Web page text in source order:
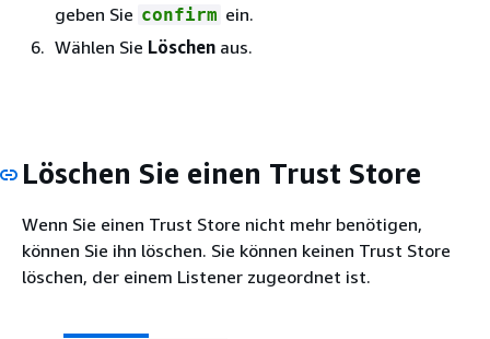
geben Sie confirm ein.
Wählen Sie Löschen aus.
Löschen Sie einen Trust Store
Wenn Sie einen Trust Store nicht mehr benötigen,
können Sie ihn löschen. Sie können keinen Trust Store
löschen, der einem Listener zugeordnet ist.